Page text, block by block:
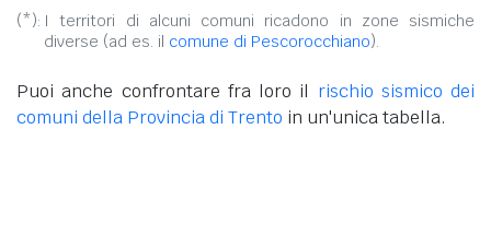
(*): I territori di alcuni comuni ricadono in zone sismiche
diverse (ad es. il comune di Pescorocchiano).
Puoi anche confrontare fra loro il rischio sismico dei
comuni della Provincia di Trento in un'unica tabella.